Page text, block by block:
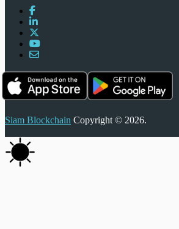
Siam Blockchain Copyright © 2026.